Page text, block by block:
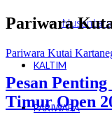
Nusantara
KALTIM
PARIWARA
Pariwara
Pariwara Kutai
Pesan
Timur Open